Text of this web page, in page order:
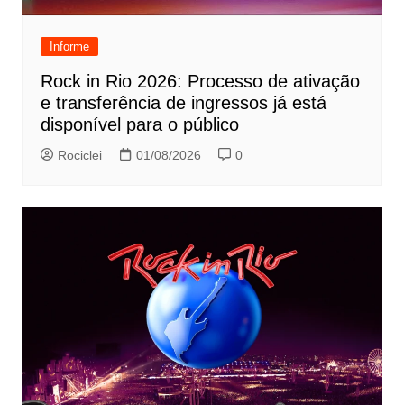
Informe
Rock in Rio 2026: Processo de ativação
e transferência de ingressos já está
disponível para o público
Rociclei 01/08/2026 0